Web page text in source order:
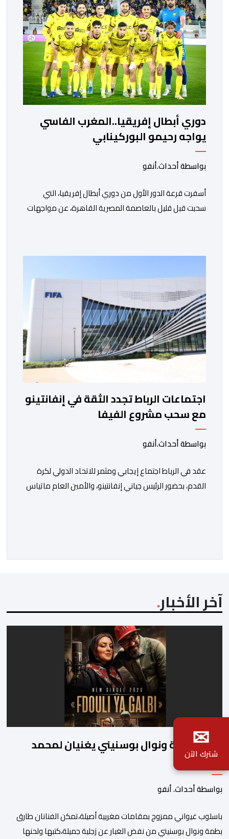
واريورز النيجيري ونادي أوديب ممثل […]
دوري أبطال إفريقيا..المغرب الفاسي
يواجه رحيمو البوركينابي
بواسطة أحداث.أنفو
أسفرت قرعة الدور الأول من دوري أبطال إفريقيا، التي
سحبت قبل قليل بالعاصمة المصرية القاهرة، عن مواجهات
نهضة بركان على موعد في هذا الدور مع الفائز من المباراة
الغامبي، حيث يطمح الفريق […]
اجتماعات الرباط تجدد الثقة في إنفانتينو
مع سحب مشروع الفيفا
بواسطة أحداث.أنفو
عقد في الرباط اجتماع إيجابي ومثمر للاتحاد الدولي لكرة
القدم، بحضور الرئيس جياني إنفانتينو، والأمين العام ماتياس
المسؤول الوحيد المباشر والمنتخب من قِبل 211 اتحادا […]
آخر الأخبار
طارق بطمة ونوال بوسنيني يغنيان لمحمد
بطمة
بواسطة أحداث. أنفو
باسلوب غيواني ممزوج بمقامات مغربية أصيلة،تمكن الفنانان طارق
بطمة ونوال بوسنيني من نفض الغبار عن زجلية جميلة،كتبها ولحنها
✉
شترك الآن